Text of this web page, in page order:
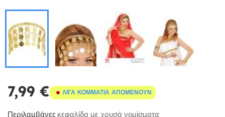
7,99 € ΛΊΓΑ ΚΟΜΜΆΤΙΑ ΑΠΟΜΈΝΟΥΝ
Περιλαμβάνει: κεφαλίδα με χρυσά νομίσματα